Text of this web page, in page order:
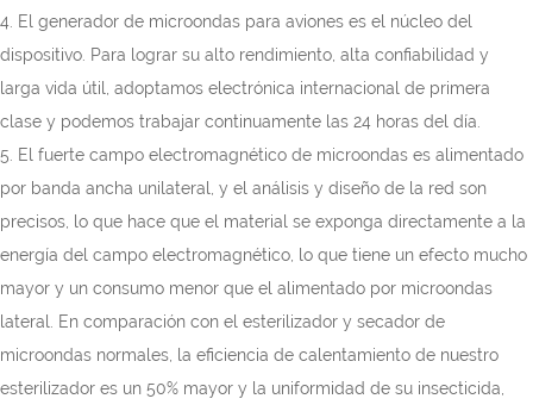
4. El generador de microondas para aviones es el núcleo del
dispositivo. Para lograr su alto rendimiento, alta confiabilidad y
larga vida útil, adoptamos electrónica internacional de primera
clase y podemos trabajar continuamente las 24 horas del día.
5. El fuerte campo electromagnético de microondas es alimentado
por banda ancha unilateral, y el análisis y diseño de la red son
precisos, lo que hace que el material se exponga directamente a la
energía del campo electromagnético, lo que tiene un efecto mucho
mayor y un consumo menor que el alimentado por microondas
lateral. En comparación con el esterilizador y secador de
microondas normales, la eficiencia de calentamiento de nuestro
esterilizador es un 50% mayor y la uniformidad de su insecticida,